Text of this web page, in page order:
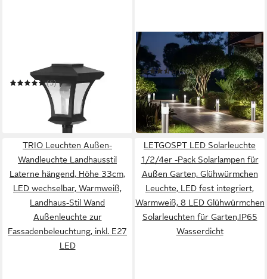
Gartenlaterne mit LED
Beleuchtung im
Straßenlaternen-Design
(5)
ab 24,99 € 29,99 €
in 4-5 Werktagen bei dir
GLOBO LIGHTING
LED Gartenleuchte
(10)
59,99 €
in 2-3 Werktagen bei dir
TRIO Leuchten Außen-
Wandleuchte Landhausstil
Laterne hängend, Höhe 33cm,
LED wechselbar, Warmweiß,
Landhaus-Stil Wand
Außenleuchte zur
Fassadenbeleuchtung, inkl. E27
LED
LETGOSPT LED Solarleuchte
1/2/4er -Pack Solarlampen für
Außen Garten, Glühwürmchen
Leuchte, LED fest integriert,
Warmweiß, 8 LED Glühwürmchen
Solarleuchten für Garten,IP65
Wasserdicht